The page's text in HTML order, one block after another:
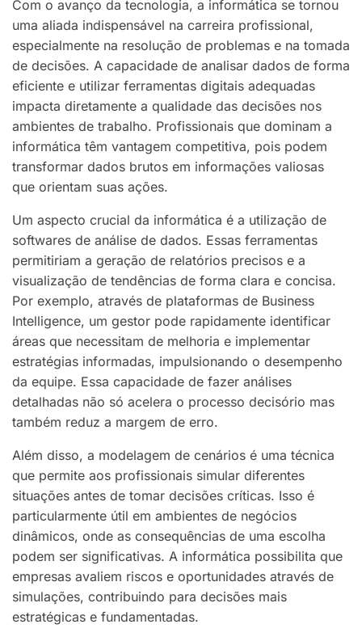
Com o avanço da tecnologia, a informática se tornou
uma aliada indispensável na carreira profissional,
especialmente na resolução de problemas e na tomada
de decisões. A capacidade de analisar dados de forma
eficiente e utilizar ferramentas digitais adequadas
impacta diretamente a qualidade das decisões nos
ambientes de trabalho. Profissionais que dominam a
informática têm vantagem competitiva, pois podem
transformar dados brutos em informações valiosas
que orientam suas ações.
Um aspecto crucial da informática é a utilização de
softwares de análise de dados. Essas ferramentas
permitiriam a geração de relatórios precisos e a
visualização de tendências de forma clara e concisa.
Por exemplo, através de plataformas de Business
Intelligence, um gestor pode rapidamente identificar
áreas que necessitam de melhoria e implementar
estratégias informadas, impulsionando o desempenho
da equipe. Essa capacidade de fazer análises
detalhadas não só acelera o processo decisório mas
também reduz a margem de erro.
Além disso, a modelagem de cenários é uma técnica
que permite aos profissionais simular diferentes
situações antes de tomar decisões críticas. Isso é
particularmente útil em ambientes de negócios
dinâmicos, onde as consequências de uma escolha
podem ser significativas. A informática possibilita que
empresas avaliem riscos e oportunidades através de
simulações, contribuindo para decisões mais
estratégicas e fundamentadas.